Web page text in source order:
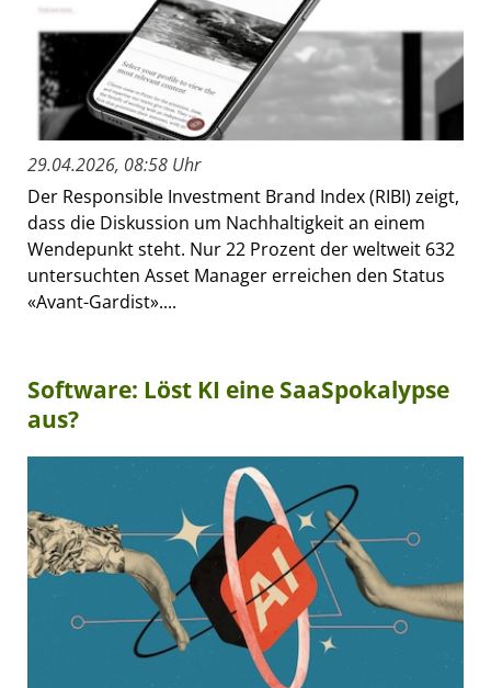
29.04.2026, 08:58 Uhr
Der Responsible Investment Brand Index (RIBI) zeigt,
dass die Diskussion um Nachhaltigkeit an einem
Wendepunkt steht. Nur 22 Prozent der weltweit 632
untersuchten Asset Manager erreichen den Status
«Avant-Gardist»....
Software: Löst KI eine SaaSpokalypse
aus?